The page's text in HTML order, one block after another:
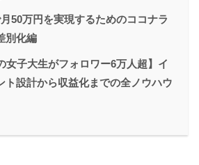
50万円を実現するためのココナラ
別化編
女子大生がフォロワー6万人超】イ
ト設計から収益化までの全ノウハウ